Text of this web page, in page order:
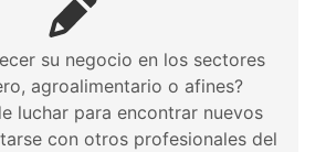
su negocio en los sectores
agroalimentario o afines?
luchar para encontrar nuevos
con otros profesionales del